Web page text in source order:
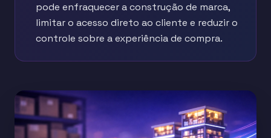
pode enfraquecer a construção de marca,
limitar o acesso direto ao cliente e reduzir o
controle sobre a experiência de compra.